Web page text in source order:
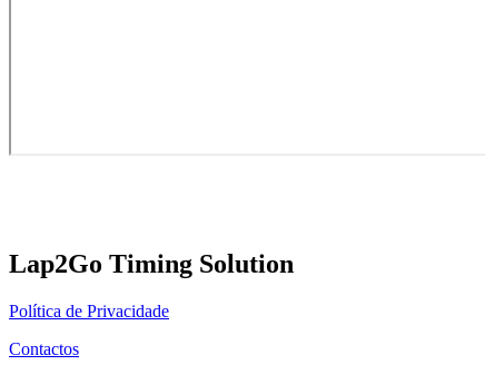
Lap2Go Timing Solution
Política de Privacidade
Contactos